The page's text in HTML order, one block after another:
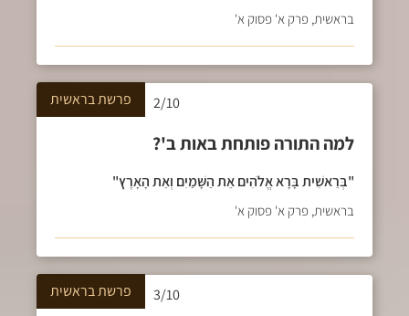
בראשית, פרק א' פסוק א'
2/10 פרשתבראשית
למה התורה פותחת באות ב'?
"בְּרֵאשִׁית בָּרָא אֱלֹהִים אֵת הַשָּׁמַיִם וְאֵת הָאָרֶץ"
בראשית, פרק א' פסוק א'
3/10 פרשתבראשית